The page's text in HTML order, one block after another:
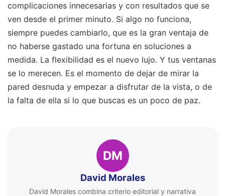
complicaciones innecesarias y con resultados que se
ven desde el primer minuto. Si algo no funciona,
siempre puedes cambiarlo, que es la gran ventaja de
no haberse gastado una fortuna en soluciones a
medida. La flexibilidad es el nuevo lujo. Y tus ventanas
se lo merecen. Es el momento de dejar de mirar la
pared desnuda y empezar a disfrutar de la vista, o de
la falta de ella si lo que buscas es un poco de paz.
DM
David Morales
David Morales combina criterio editorial y narrativa